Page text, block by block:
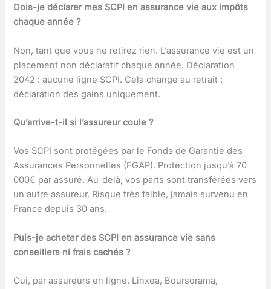
Dois-je déclarer mes SCPI en assurance vie aux impôts
chaque année ?
Non, tant que vous ne retirez rien. L’assurance vie est un
placement non déclaratif chaque année. Déclaration
2042 : aucune ligne SCPI. Cela change au retrait :
déclaration des gains uniquement.
Qu’arrive-t-il si l’assureur coule ?
Vos SCPI sont protégées par le Fonds de Garantie des
Assurances Personnelles (FGAP). Protection jusqu’à 70
000€ par assuré. Au-delà, vos parts sont transférées vers
un autre assureur. Risque très faible, jamais survenu en
France depuis 30 ans.
Puis-je acheter des SCPI en assurance vie sans
conseillers ni frais cachés ?
Oui, par assureurs en ligne. Linxea, Boursorama,